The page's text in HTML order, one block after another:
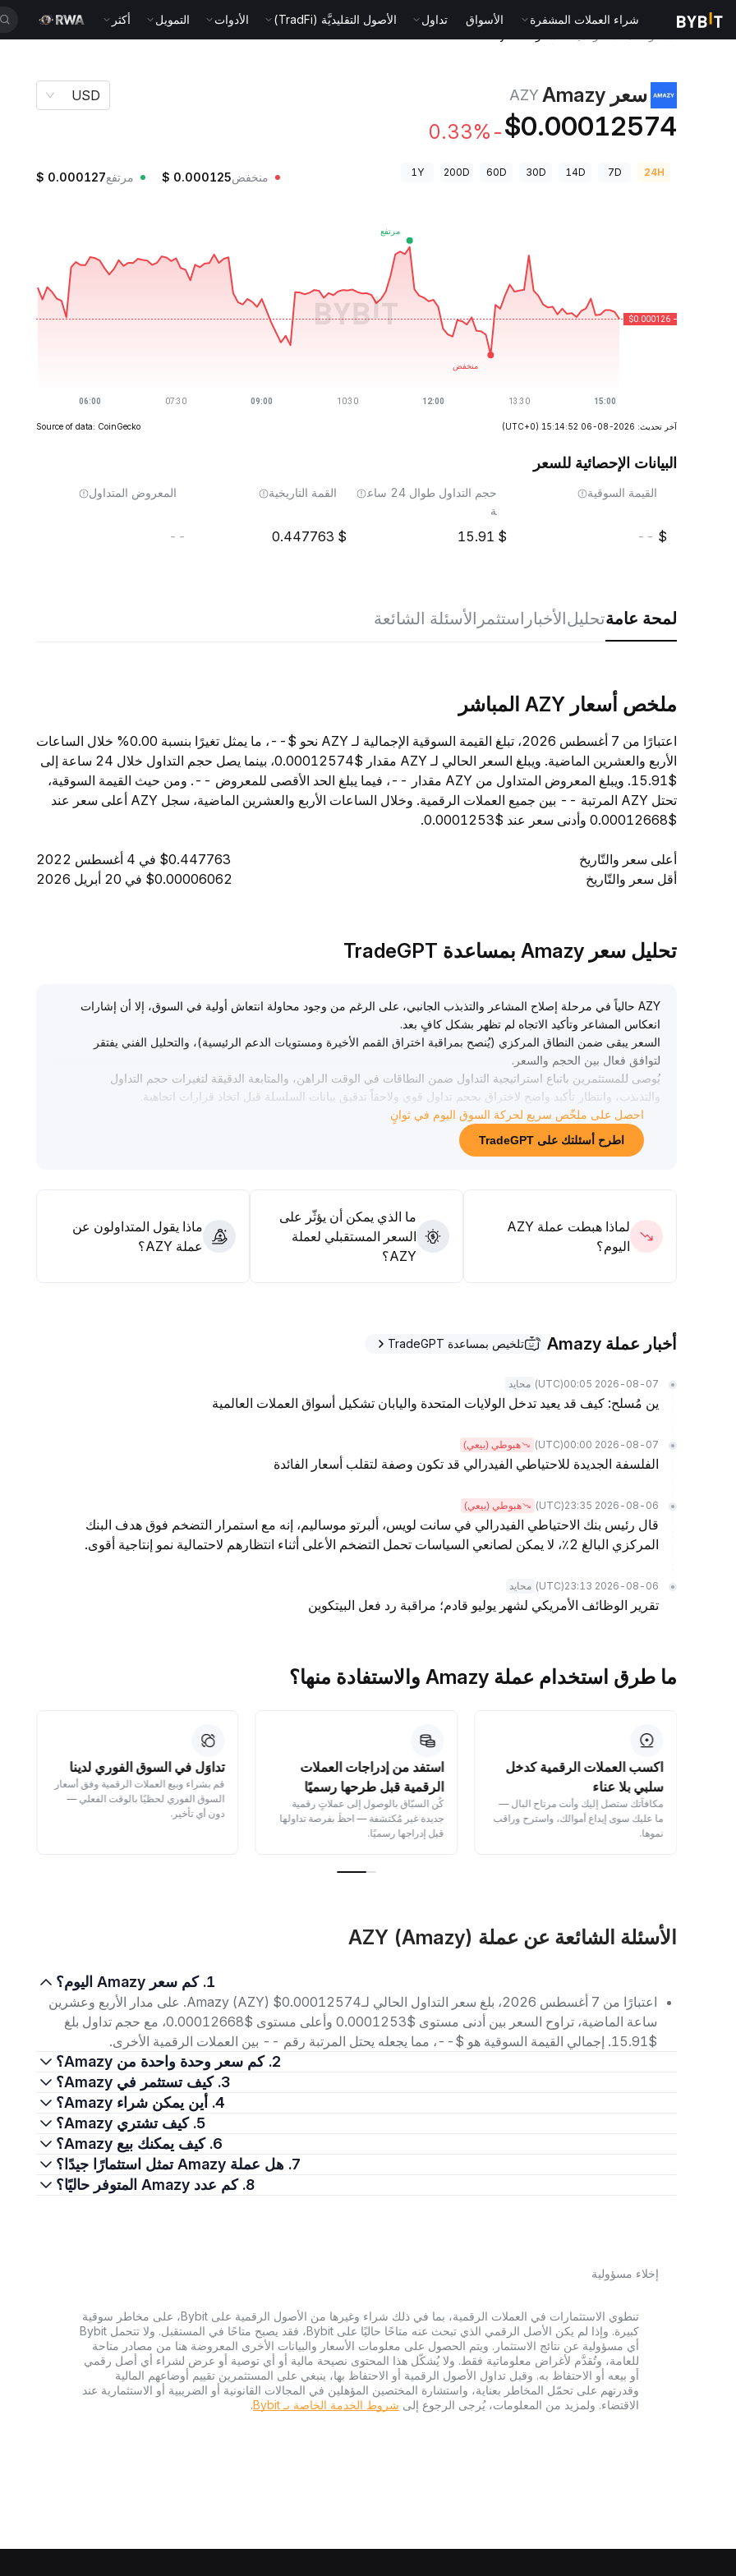
شراء العملات المشفرة الأسواق تداول الأصول التقليديَّة (TradFi) الأدوات التمويل أكثر
سعر Amazy AZY
$0.00012574
-0.33%
USD
24H
7D
14D
30D
60D
200D
1Y منخفض $ 0.000125 مرتفع $ 0.000127
آخر تحديث: 2026-08-06 15:14:52 (UTC+0)
Source of data: CoinGecko
البيانات الإحصائية للسعر
القيمة السوقية
--
حجم التداول طوال 24 ساع
ة
15.91
القمة التاريخية
0.447763
المعروض المتداول
--
لمحة عامةتحليلالأخبار استثمر الأسئلة الشائعة
ملخص أسعار AZY المباشر
اعتبارًا من 7 أغسطس 2026، تبلغ القيمة السوقية الإجمالية لـ AZY نحو $--، ما يمثل تغيرًا بنسبة 0.00% خلال الساعات
الأربع والعشرين الماضية. ويبلغ السعر الحالي لـ AZY مقدار $0.00012574، بينما يصل حجم التداول خلال 24 ساعة إلى
$15.91. ويبلغ المعروض المتداول من AZY مقدار --، فيما يبلغ الحد الأقصى للمعروض --. ومن حيث القيمة السوقية،
تحتل AZY المرتبة -- بين جميع العملات الرقمية. وخلال الساعات الأربع والعشرين الماضية، سجل AZY أعلى سعر عند
$0.00012668 وأدنى سعر عند $0.0001253.
أعلى سعر والتّاريخ
$0.447763 في 4 أغسطس 2022
أقل سعر والتّاريخ
$0.00006062 في 20 أبريل 2026
تحليل سعر Amazy بمساعدة TradeGPT
AZY حالياً في مرحلة إصلاح المشاعر والتذبذب الجانبي، على الرغم من وجود محاولة انتعاش أولية في السوق، إلا أن إشارات
انعكاس المشاعر وتأكيد الاتجاه لم تظهر بشكل كافٍ بعد.
السعر يبقى ضمن النطاق المركزي (يُنصح بمراقبة اختراق القمم الأخيرة ومستويات الدعم الرئيسية)، والتحليل الفني يفتقر
لتوافق فعال بين الحجم والسعر .
يُوصى للمستثمرين باتباع استراتيجية التداول ضمن النطاقات في الوقت الراهن، والمتابعة الدقيقة لتغيرات حجم التداول
والتذبذب، وانتظار تأكيد واضح لاختراق بحجم تداول قوي ولاحقاً تدقيق بيانات السلسلة قبل اتخاذ قرارات اتجاهية
احصل على ملخّص سريع لحركة السوق اليوم في ثوانٍ
اطرح أسئلتك على TradeGPT
لماذا هبطت عملة AZY
اليوم؟
ما الذي يمكن أن يؤثّر على
السعر المستقبلي لعملة
AZY؟
ماذا يقول المتداولون عن
عملة AZY؟
أخبار عملة Amazy تلخيص بمساعدة TradeGPT
2026-08-07 00:05
(UTC) محايد
ين مُسلح: كيف قد يعيد تدخل الولايات المتحدة واليابان تشكيل أسواق العملات العالمية
2026-08-07 00:00
(UTC) هبوطي (بيعي)
الفلسفة الجديدة للاحتياطي الفيدرالي قد تكون وصفة لتقلب أسعار الفائدة
2026-08-06 23:35
(UTC) هبوطي (بيعي)
قال رئيس بنك الاحتياطي الفيدرالي في سانت لويس، ألبرتو موساليم، إنه مع استمرار التضخم فوق هدف البنك
المركزي البالغ 2٪، لا يمكن لصانعي السياسات تحمل التضخم الأعلى أثناء انتظارهم لاحتمالية نمو إنتاجية أقوى.
2026-08-06 23:13
(UTC) محايد
تقرير الوظائف الأمريكي لشهر يوليو قادم؛ مراقبة رد فعل البيتكوين
ما طرق استخدام عملة Amazy والاستفادة منها؟
اكسب العملات الرقمية كدخل
سلبي بلا عناء
مكافآتك ستصل إليك وأنت مرتاح البال —
ما عليك سوى إيداع أموالك، واسترح وراقب
نموها.
استفد من إدراجات العملات
الرقمية قبل طرحها رسميًا
كُن السبّاق بالوصول إلى عملاتٍ رقمية
جديدة غير مُكتشفة — احظَ بفرصة تداولها
قبل إدراجها رسميًا.
تداوَل في السوق الفوري لدينا
قم بشراء وبيع العملات الرقمية وفق أسعار
السوق الفوري لحظيًا بالوقت الفعلي —
دون أي تأخير.
الأسئلة الشائعة عن عملة AZY (Amazy)
1. كم سعر Amazy اليوم؟
اعتبارًا من 7 أغسطس 2026، بلغ سعر التداول الحالي لـAmazy (AZY) $0.00012574. على مدار الأربع وعشرين
ساعة الماضية، تراوح السعر بين أدنى مستوى $0.0001253 وأعلى مستوى $0.00012668، مع حجم تداول بلغ
$15.91. إجمالي القيمة السوقية هو $--، مما يجعله يحتل المرتبة رقم -- بين العملات الرقمية الأخرى.
2. كم سعر وحدة واحدة من Amazy؟
3. كيف تستثمر في Amazy؟
4. أين يمكن شراء Amazy؟
5. كيف تشتري Amazy؟
6. كيف يمكنك بيع Amazy؟
7. هل عملة Amazy تمثل استثمارًا جيدًا؟
8. كم عدد Amazy المتوفر حاليًا؟
إخلاء مسؤولية
تنطوي الاستثمارات في العملات الرقمية، بما في ذلك شراء وغيرها من الأصول الرقمية على Bybit، على مخاطر سوقية
كبيرة. وإذا لم يكن الأصل الرقمي الذي تبحث عنه متاحًا حاليًا على Bybit، فقد يصبح متاحًا في المستقبل. ولا تتحمل Bybit
أي مسؤولية عن نتائج الاستثمار. ويتم الحصول على معلومات الأسعار والبيانات الأخرى المعروضة هنا من مصادر متاحة
للعامة، وتُقدَّم لأغراض معلوماتية فقط. ولا يُشكّل هذا المحتوى نصيحة مالية أو أي توصية أو عرض لشراء أي أصل رقمي
أو بيعه أو الاحتفاظ به. وقبل تداول الأصول الرقمية أو الاحتفاظ بها، ينبغي على المستثمرين تقييم أوضاعهم المالية
وقدرتهم على تحمّل المخاطر بعناية، واستشارة المختصين المؤهلين في المجالات القانونية أو الضريبية أو الاستثمارية عند
الاقتضاء. ولمزيد من المعلومات، يُرجى الرجوع إلى شروط الخدمة الخاصة بـ Bybit .